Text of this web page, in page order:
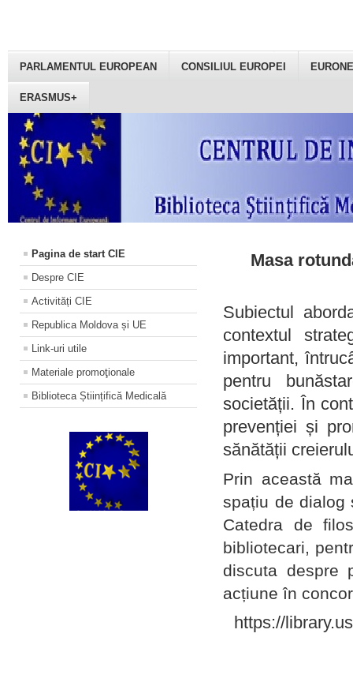
PARLAMENTUL EUROPEAN CONSILIUL EUROPEI
ERASMUS+
Pagina de start CIE
Despre CIE
Activități CIE
Republica Moldova și UE
Link-uri utile
Materiale promoţionale
Biblioteca Științifică Medicală
Masa
Subiectul
contextul
important,
pentru
societății. În
prevenției și
sănătății
Prin această
spațiu de dialog
Catedra de
bibliotecari,
discuta despre
acțiune în
https://